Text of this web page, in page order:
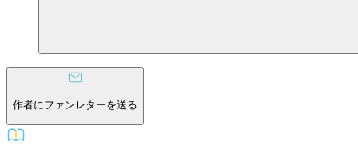
作者にファンレターを送る